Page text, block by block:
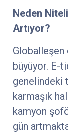
Neden
Artıyor?
Globalleşen
büyüyor. E-
genelindeki
karmaşık
kamyon
gün